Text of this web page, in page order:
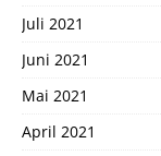
Juli 2021
Juni 2021
Mai 2021
April 2021